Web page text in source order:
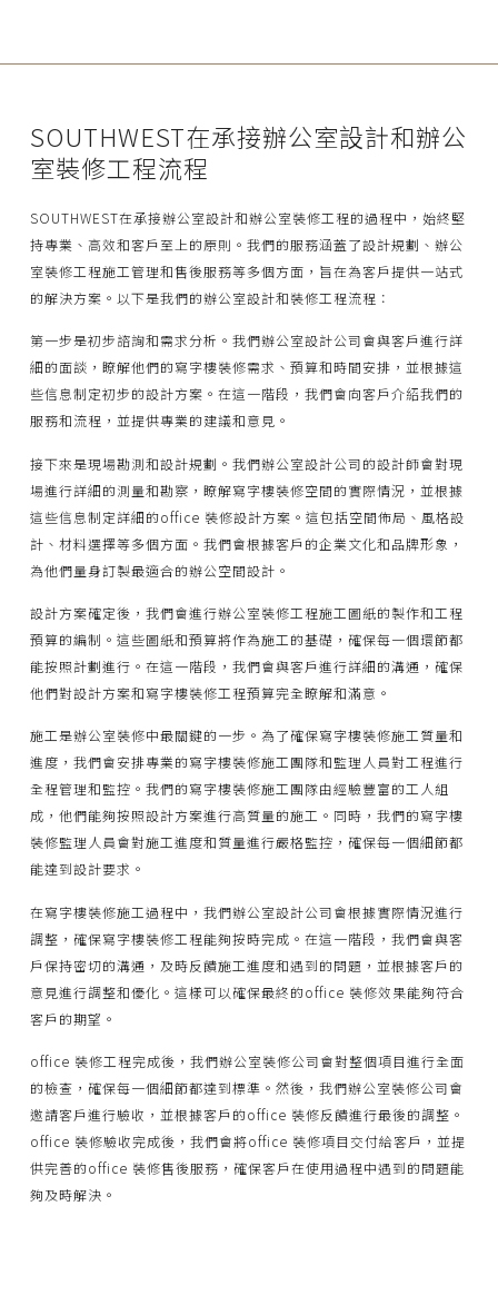
SOUTHWEST在承接辦公室設計和辦公
室裝修工程流程
SOUTHWEST在承接辦公室設計和辦公室裝修工程的過程中，始終堅
持專業、高效和客戶至上的原則。我們的服務涵蓋了設計規劃、辦公
室裝修工程施工管理和售後服務等多個方面，旨在為客戶提供一站式
的解決方案。以下是我們的辦公室設計和裝修工程流程：
第一步是初步諮詢和需求分析。我們辦公室設計公司會與客戶進行詳
細的面談，瞭解他們的寫字樓裝修需求、預算和時間安排，並根據這
些信息制定初步的設計方案。在這一階段，我們會向客戶介紹我們的
服務和流程，並提供專業的建議和意見。
接下來是現場勘測和設計規劃。我們辦公室設計公司的設計師會對現
場進行詳細的測量和勘察，瞭解寫字樓裝修空間的實際情況，並根據
這些信息制定詳細的office 裝修設計方案。這包括空間佈局、風格設
計、材料選擇等多個方面。我們會根據客戶的企業文化和品牌形象，
為他們量身訂製最適合的辦公空間設計。
設計方案確定後，我們會進行辦公室裝修工程施工圖紙的製作和工程
預算的編制。這些圖紙和預算將作為施工的基礎，確保每一個環節都
能按照計劃進行。在這一階段，我們會與客戶進行詳細的溝通，確保
他們對設計方案和寫字樓裝修工程預算完全瞭解和滿意。
施工是辦公室裝修中最關鍵的一步。為了確保寫字樓裝修施工質量和
進度，我們會安排專業的寫字樓裝修施工團隊和監理人員對工程進行
全程管理和監控。我們的寫字樓裝修施工團隊由經驗豐富的工人組
成，他們能夠按照設計方案進行高質量的施工。同時，我們的寫字樓
裝修監理人員會對施工進度和質量進行嚴格監控，確保每一個細節都
能達到設計要求。
在寫字樓裝修施工過程中，我們辦公室設計公司會根據實際情況進行
調整，確保寫字樓裝修工程能夠按時完成。在這一階段，我們會與客
戶保持密切的溝通，及時反饋施工進度和遇到的問題，並根據客戶的
意見進行調整和優化。這樣可以確保最終的office 裝修效果能夠符合
客戶的期望。
office 裝修工程完成後，我們辦公室裝修公司會對整個項目進行全面
的檢查，確保每一個細節都達到標準。然後，我們辦公室裝修公司會
邀請客戶進行驗收，並根據客戶的office 裝修反饋進行最後的調整。
office 裝修驗收完成後，我們會將office 裝修項目交付給客戶，並提
供完善的office 裝修售後服務，確保客戶在使用過程中遇到的問題能
夠及時解決。